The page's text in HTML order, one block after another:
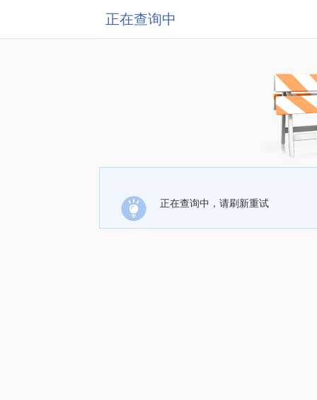
正在查询中
正在查询中，请刷新重试